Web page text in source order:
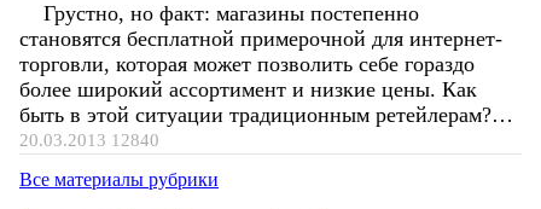
Грустно, но факт: магазины постепенно
становятся бесплатной примерочной для интернет-
торговли, которая может позволить себе гораздо
более широкий ассортимент и низкие цены. Как
быть в этой ситуации традиционным ретейлерам?…
20.03.2013 12840
Все материалы рубрики